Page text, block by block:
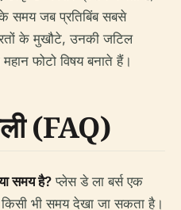
समय जब प्रतिबिंब सबसे
के मुखौटे, उनकी जटिल
फोटो विषय बनाते हैं।
(FAQ)
समय है? प्लेस डे ला बर्स एक
भी समय देखा जा सकता है।